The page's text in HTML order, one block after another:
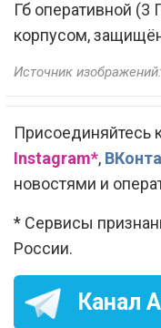
Гб оперативной (3
корпусом,
Источник изображений:
Присоединяйтесь
Instagram*,
новостями и
* Сервисы
России.
Канал